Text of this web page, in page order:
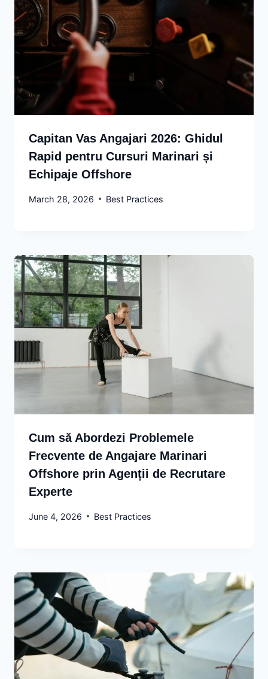
Capitan Vas Angajari 2026: Ghidul
Rapid pentru Cursuri Marinari și
Echipaje Offshore
March 28, 2026 Best Practices
Cum să Abordezi Problemele
Frecvente de Angajare Marinari
Offshore prin Agenții de Recrutare
Experte
June 4, 2026 Best Practices